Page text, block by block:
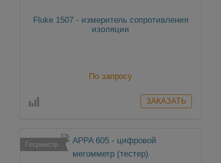
Fluke 1507 - измеритель сопротивления
изоляции
По запросу
Госреестр